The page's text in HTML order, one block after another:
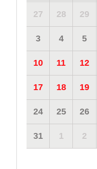
27 28 29
3 4 5
10 11 12
17 18 19
24 25 26
31 1 2